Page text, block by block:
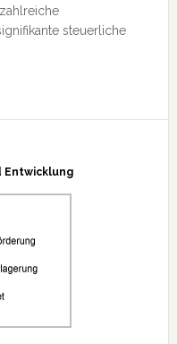
steuerliche
Entwicklung